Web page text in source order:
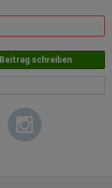
Beitrag schreiben